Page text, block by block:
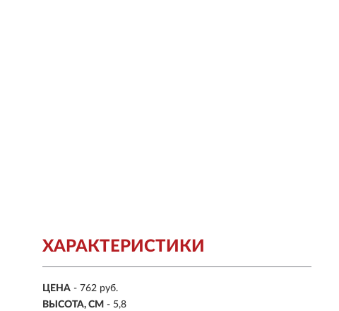
ХАРАКТЕРИСТИКИ
ЦЕНА - 762 руб.
ВЫСОТА, СМ - 5,8